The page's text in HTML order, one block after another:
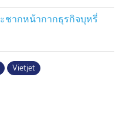
ชากหน้ากากธุรกิจบุหรี่
Vietjet